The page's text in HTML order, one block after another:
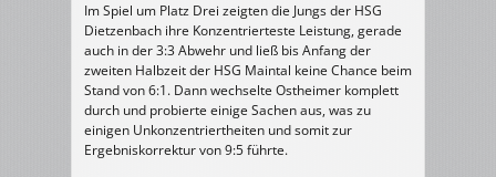
Im Spiel um Platz Drei zeigten die Jungs der HSG
Dietzenbach ihre Konzentrierteste Leistung, gerade
auch in der 3:3 Abwehr und ließ bis Anfang der
zweiten Halbzeit der HSG Maintal keine Chance beim
Stand von 6:1. Dann wechselte Ostheimer komplett
durch und probierte einige Sachen aus, was zu
einigen Unkonzentriertheiten und somit zur
Ergebniskorrektur von 9:5 führte.